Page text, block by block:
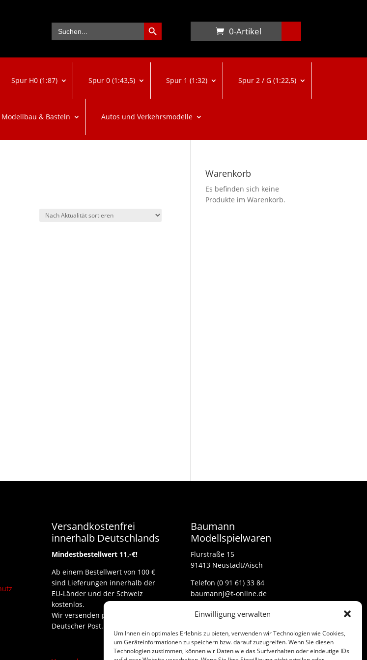
Einwilligung verwalten
Um Ihnen ein optimales Erlebnis zu bieten, verwenden wir Technologien wie Cookies,
um Geräteinformationen zu speichern bzw. darauf zuzugreifen. Wenn Sie diesen
Technologien zustimmen, können wir Daten wie das Surfverhalten oder eindeutige IDs
Search
for:
Search Button
0-Artikel
Spur H0 (1:87) Spur 0 (1:43,5) Spur 1 (1:32) Spur 2 / G (1:22,5)
Modellbau & Basteln Autos und Verkehrsmodelle
Warenkorb
Es befinden sich keine
Produkte im Warenkorb.
Versandkostenfrei
innerhalb Deutschlands
Mindestbestellwert 11,-€!
Ab einem Bestellwert von 100 €
sind Lieferungen innerhalb der
EU-Länder und der Schweiz
kostenlos.
Wir versenden per DHL und
Deutscher Post.
Baumann
Modellspielwaren
Flurstraße 15
91413 Neustadt/Aisch
Telefon (0 91 61) 33 84
baumannj@t-online.de
Kontakt
Impressum